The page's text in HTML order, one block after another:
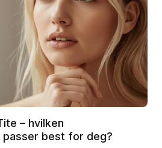
– hvilken
passer best for deg?